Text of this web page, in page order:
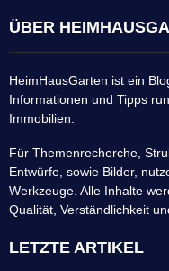
ÜBER
HeimHausGarten ist ein
Informationen und Tipps
Immobilien.
Für Themenrecherche,
Entwürfe, sowie Bilder,
Werkzeuge. Alle Inhalte
Qualität, Verständlichkeit
LETZTE ARTIKEL